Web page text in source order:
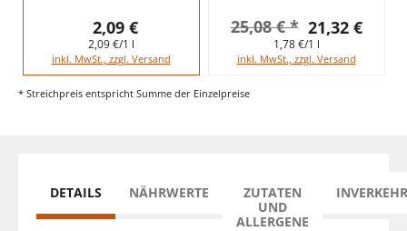
2,09 €
2,09 €/1 l
inkl. MwSt., zzgl. Versand
21,32 €
25,08 € *
1,78 €/1 l
inkl. MwSt., zzgl. Versand
* Streichpreis entspricht Summe der Einzelpreise
DETAILS NÄHRWERTE
ZUTATEN
UND
ALLERGENE